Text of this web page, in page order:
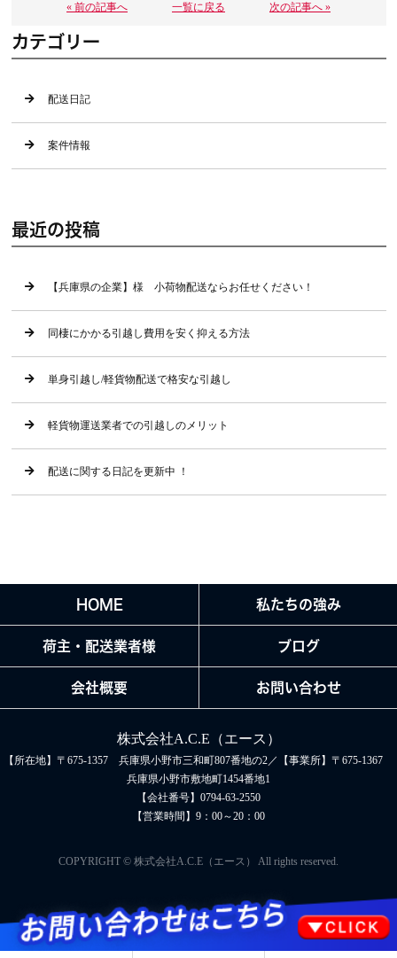
« 前の記事へ 一覧に戻る 次の記事へ »
カテゴリー
配送日記
案件情報
最近の投稿
【兵庫県の企業】様 小荷物配送ならお任せください！
同棲にかかる引越し費用を安く抑える方法
単身引越し/軽貨物配送で格安な引越し
軽貨物運送業者での引越しのメリット
配送に関する日記を更新中 ！
HOME 私たちの強み
荷主・配送業者様 ブログ
会社概要 お問い合わせ
株式会社A.C.E（エース）
【所在地】〒675-1357 兵庫県小野市三和町807番地の2／【事業所】〒675-1367
兵庫県小野市敷地町1454番地1
【会社番号】0794-63-2550
【営業時間】9：00～20：00
COPYRIGHT © 株式会社A.C.E（エース） All rights reserved.